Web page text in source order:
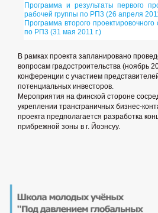
Программа и результаты первого
рабочей группы по РП3 (26 апреля
Программа второго
по РП3 (31 мая 2011 г.)
В рамках проекта запланировано
вопросам градостроительства (ноябрь
конференции с участием
потенциальных инвесторов.
Мероприятия на финской стороне
укреплении трансграничных бизнес-
проекта предполагается разработка
прибрежной зоны в г. Йоэнсуу.